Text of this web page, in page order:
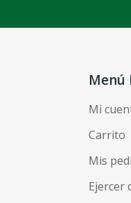
Menú
Mi
Carrito
Mis
Ejercer